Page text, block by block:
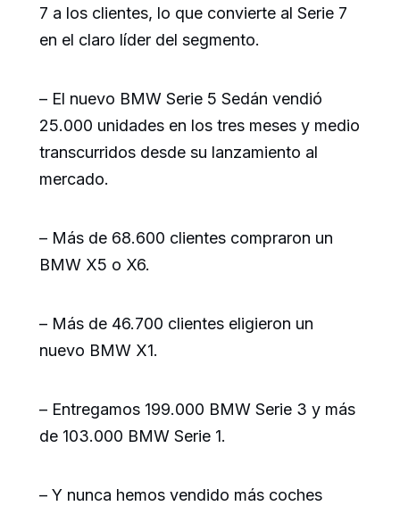
7 a los clientes, lo que convierte al Serie 7
en el claro líder del segmento.
– El nuevo BMW Serie 5 Sedán vendió
25.000 unidades en los tres meses y medio
transcurridos desde su lanzamiento al
mercado.
– Más de 68.600 clientes compraron un
BMW X5 o X6.
– Más de 46.700 clientes eligieron un
nuevo BMW X1.
– Entregamos 199.000 BMW Serie 3 y más
de 103.000 BMW Serie 1.
– Y nunca hemos vendido más coches